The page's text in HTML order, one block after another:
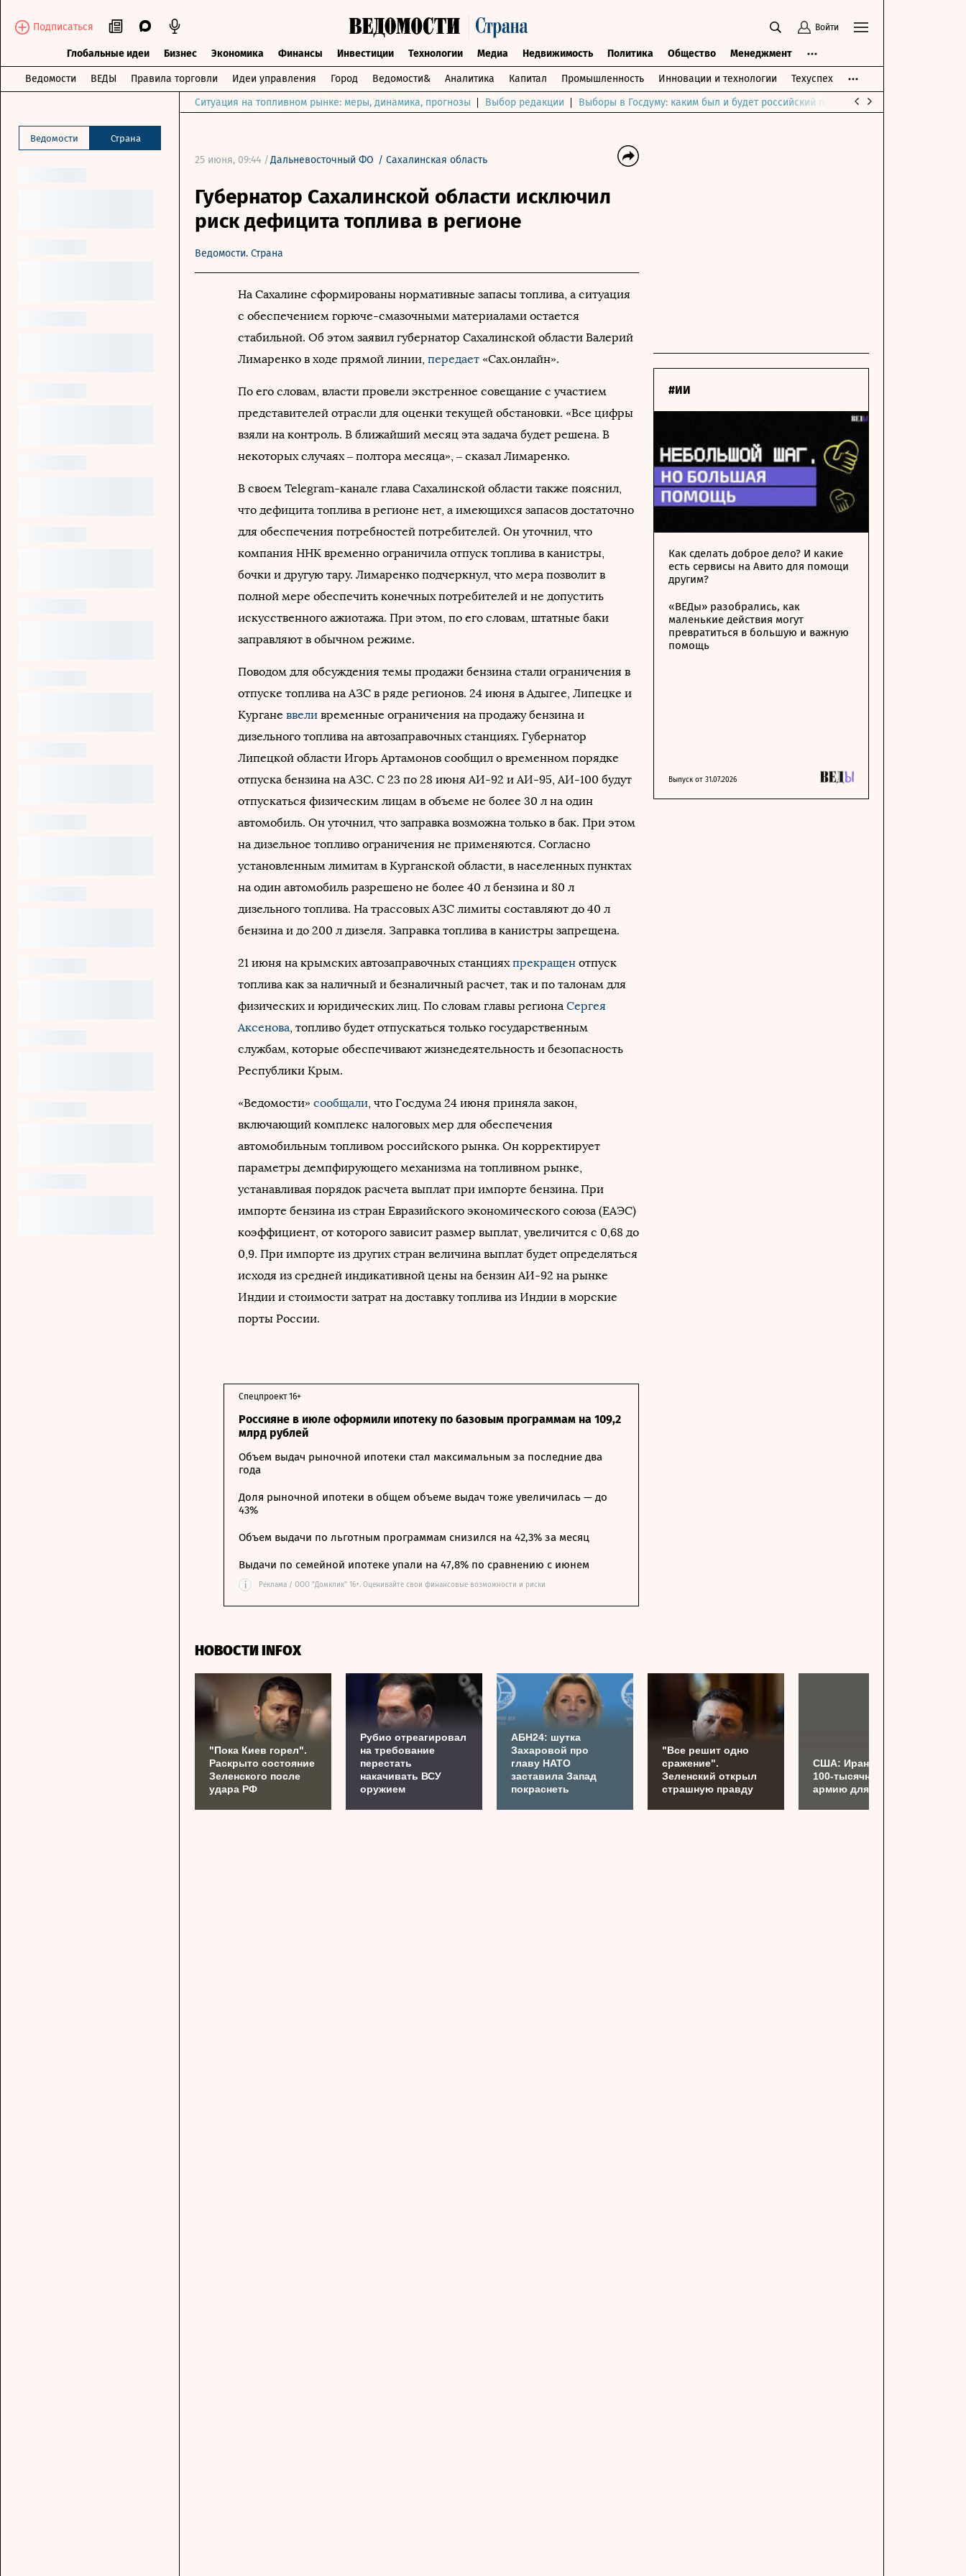
Подписаться Войти
Глобальные идеи Бизнес Экономика Финансы Инвестиции Технологии Медиа Недвижимость Политика Общество Менеджмент
Ведомости ВЕДЫ Правила торговли Идеи управления Город Ведомости& Аналитика Капитал Промышленность Инновации и технологии Техуспех
Ведомости Страна
Ситуация на топливном рынке: меры, динамика, прогнозы Выбор редакции Выборы в Госдуму: каким был и будет российский парламент
25 июня, 09:44 /Дальневосточный ФО / Сахалинская область
Губернатор Сахалинской области исключил
риск дефицита топлива в регионе
Ведомости. Страна
На Сахалине сформированы нормативные запасы топлива, а ситуация
с обеспечением горюче-смазочными материалами остается
стабильной. Об этом заявил губернатор Сахалинской области Валерий
Лимаренко в ходе прямой линии, передает «Сах.онлайн».
По его словам, власти провели экстренное совещание с участием
представителей отрасли для оценки текущей обстановки. «Все цифры
взяли на контроль. В ближайший месяц эта задача будет решена. В
некоторых случаях – полтора месяца», – сказал Лимаренко.
В своем Telegram-канале глава Сахалинской области также пояснил,
что дефицита топлива в регионе нет, а имеющихся запасов достаточно
для обеспечения потребностей потребителей. Он уточнил, что
компания ННК временно ограничила отпуск топлива в канистры,
бочки и другую тару. Лимаренко подчеркнул, что мера позволит в
полной мере обеспечить конечных потребителей и не допустить
искусственного ажиотажа. При этом, по его словам, штатные баки
заправляют в обычном режиме.
Поводом для обсуждения темы продажи бензина стали ограничения в
отпуске топлива на АЗС в ряде регионов. 24 июня в Адыгее, Липецке и
Кургане ввели временные ограничения на продажу бензина и
дизельного топлива на автозаправочных станциях. Губернатор
Липецкой области Игорь Артамонов сообщил о временном порядке
отпуска бензина на АЗС. С 23 по 28 июня АИ-92 и АИ-95, АИ-100 будут
отпускаться физическим лицам в объеме не более 30 л на один
автомобиль. Он уточнил, что заправка возможна только в бак. При этом
на дизельное топливо ограничения не применяются. Согласно
установленным лимитам в Курганской области, в населенных пунктах
на один автомобиль разрешено не более 40 л бензина и 80 л
дизельного топлива. На трассовых АЗС лимиты составляют до 40 л
бензина и до 200 л дизеля. Заправка топлива в канистры запрещена.
21 июня на крымских автозаправочных станцияхпрекращен отпуск
топлива как за наличный и безналичный расчет, так и по талонам для
физических и юридических лиц. По словам главы региона Сергея
Аксенова, топливо будет отпускаться только государственным
службам, которые обеспечивают жизнедеятельность и безопасность
Республики Крым.
«Ведомости» сообщали, что Госдума 24 июня приняла закон,
включающий комплекс налоговых мер для обеспечения
автомобильным топливом российского рынка. Он корректирует
параметры демпфирующего механизма на топливном рынке,
устанавливая порядок расчета выплат при импорте бензина. При
импорте бензина из стран Евразийского экономического союза (ЕАЭС)
коэффициент, от которого зависит размер выплат, увеличится с 0,68 до
0,9. При импорте из других стран величина выплат будет определяться
исходя из средней индикативной цены на бензин АИ-92 на рынке
Индии и стоимости затрат на доставку топлива из Индии в морские
порты России.
Россияне в июле оформили ипотеку по базовым программам на 109,2
млрд рублей
Спецпроект 16+
Объем выдач рыночной ипотеки стал максимальным за последние два
года
Доля рыночной ипотеки в общем объеме выдач тоже увеличилась — до
43%
Объем выдачи по льготным программам снизился на 42,3% за месяц
Выдачи по семейной ипотеке упали на 47,8% по сравнению с июнем
i Реклама / ООО "Домклик" 16+. Оценивайте свои финансовые возможности и риски
#ИИ
Как сделать доброе дело? И какие
есть сервисы на Авито для помощи
другим?
«ВЕДы» разобрались, как
маленькие действия могут
превратиться в большую и важную
помощь
Выпуск от 31.07.2026
НОВОСТИ INFOX
"Пока Киев горел".
Раскрыто состояние
Зеленского после
удара РФ
Рубио отреагировал
на требование
перестать
накачивать ВСУ
оружием
АБН24: шутка
Захаровой про
главу НАТО
заставила Запад
покраснеть
"Все решит одно
сражение".
Зеленский открыл
страшную правду
США: Иран готовит
100-тысячную
армию для Украины